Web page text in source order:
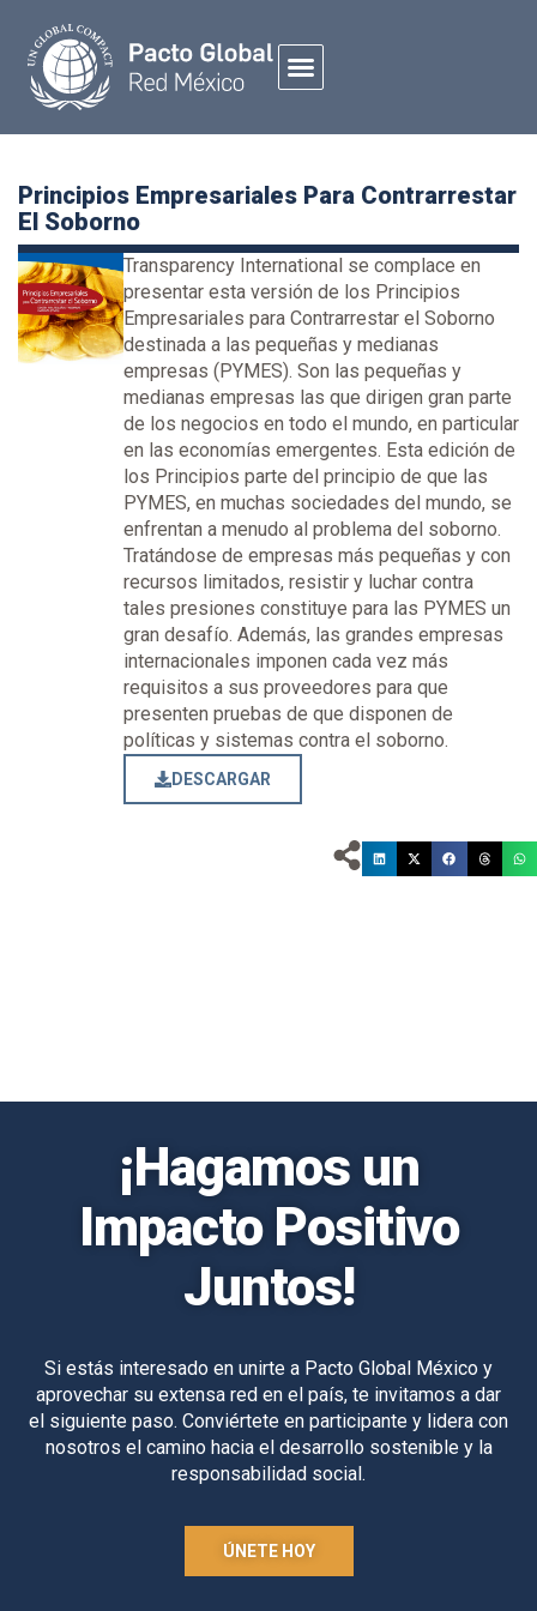
Principios Empresariales Para Contrarrestar
El Soborno
Transparency International se complace en
presentar esta versión de los Principios
Empresariales para Contrarrestar el Soborno
destinada a las pequeñas y medianas
empresas (PYMES). Son las pequeñas y
medianas empresas las que dirigen gran parte
de los negocios en todo el mundo, en particular
en las economías emergentes. Esta edición de
los Principios parte del principio de que las
PYMES, en muchas sociedades del mundo, se
enfrentan a menudo al problema del soborno.
Tratándose de empresas más pequeñas y con
recursos limitados, resistir y luchar contra
tales presiones constituye para las PYMES un
gran desafío. Además, las grandes empresas
internacionales imponen cada vez más
requisitos a sus proveedores para que
presenten pruebas de que disponen de
políticas y sistemas contra el soborno.
DESCARGAR
¡Hagamos un
Impacto Positivo
Juntos!
Si estás interesado en unirte a Pacto Global México y
aprovechar su extensa red en el país, te invitamos a dar
el siguiente paso. Conviértete en participante y lidera con
nosotros el camino hacia el desarrollo sostenible y la
responsabilidad social.
ÚNETE HOY